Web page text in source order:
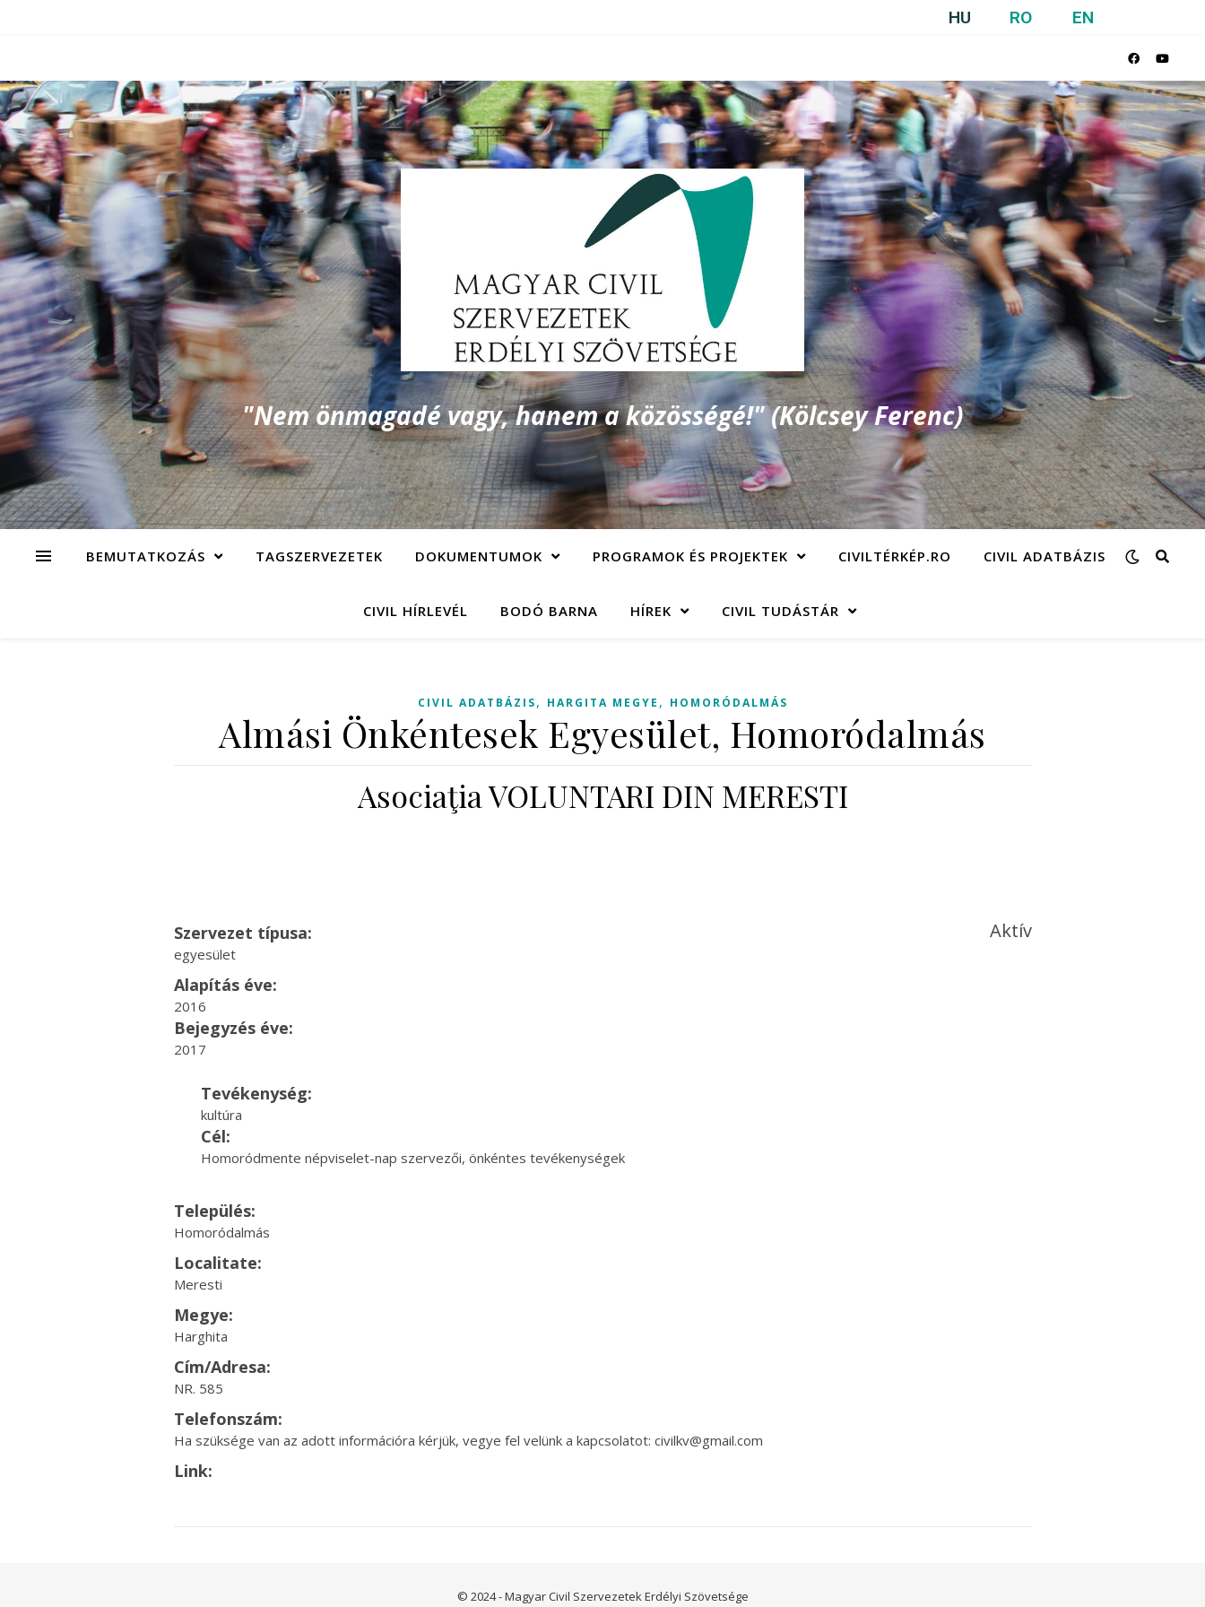
HU RO EN
"Nem önmagadé vagy, hanem a közösségé!" (Kölcsey Ferenc)
BEMUTATKOZÁS TAGSZERVEZETEK DOKUMENTUMOK PROGRAMOK ÉS PROJEKTEK CIVILTÉRKÉP.RO CIVIL ADATBÁZIS
CIVIL HÍRLEVÉL BODÓ BARNA HÍREK CIVIL TUDÁSTÁR
CIVIL ADATBÁZIS, HARGITA MEGYE , HOMORÓDALMÁS
Almási Önkéntesek Egyesület, Homoródalmás
Asociaţia VOLUNTARI DIN MERESTI
Szervezet típusa:
egyesület
Aktív
Alapítás éve:
2016
Bejegyzés éve:
2017
Tevékenység:
kultúra
Cél:
Homoródmente népviselet-nap szervezői, önkéntes tevékenységek
Település:
Homoródalmás
Localitate:
Meresti
Megye:
Harghita
Cím/Adresa:
NR. 585
Telefonszám:
Ha szüksége van az adott információra kérjük, vegye fel velünk a kapcsolatot: civilkv@gmail.com
Link:
© 2024 - Magyar Civil Szervezetek Erdélyi Szövetsége